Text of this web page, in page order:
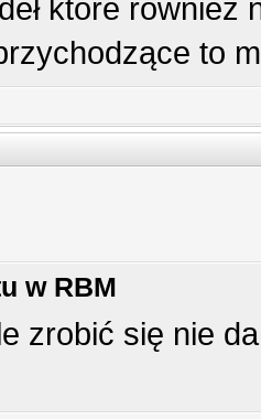
które
to
w RBM
zrobić się nie